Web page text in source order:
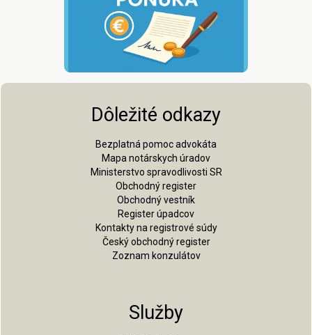
Dôležité odkazy
Bezplatná pomoc advokáta
Mapa notárskych úradov
Ministerstvo spravodlivosti SR
Obchodný register
Obchodný vestník
Register úpadcov
Kontakty na registrové súdy
Český obchodný register
Zoznam konzulátov
Služby